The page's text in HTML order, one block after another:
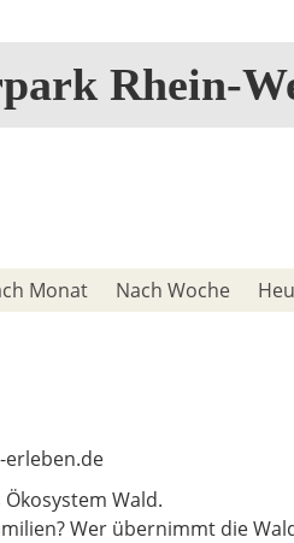
Rhein-
Monat Nach Woche
erleben.de
Wald.
Wer übernimmt die